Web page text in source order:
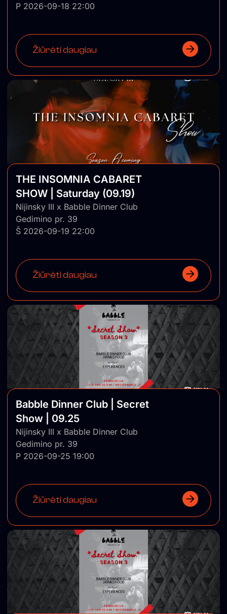
P 2026-09-18 22:00
Žiūrėti daugiau
THE INSOMNIA CABARET
SHOW | Saturday (09.19)
Nijinsky III x Babble Dinner Club
Gedimino pr. 39
Š 2026-09-19 22:00
Žiūrėti daugiau
Babble Dinner Club | Secret
Show | 09.25
Nijinsky III x Babble Dinner Club
Gedimino pr. 39
P 2026-09-25 19:00
Žiūrėti daugiau